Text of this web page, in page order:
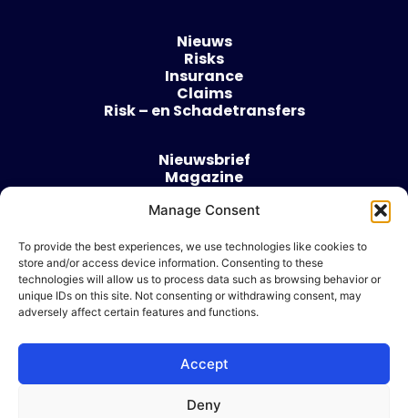
Manage Consent
To provide the best experiences, we use technologies like cookies to
store and/or access device information. Consenting to these
technologies will allow us to process data such as browsing behavior or
unique IDs on this site. Not consenting or withdrawing consent, may
adversely affect certain features and functions.
Accept
Deny
Nieuws
Risks
Insurance
Claims
Risk – en Schadetransfers
Nieuwsbrief
Magazine
Over
Algemene voorwaarden
Cookie beleid
Ik wil adverteren